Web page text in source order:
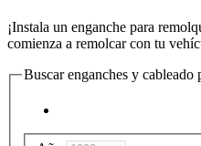
¡Instala un enganche para
comienza a remolcar con tu
Buscar enganches y cableado